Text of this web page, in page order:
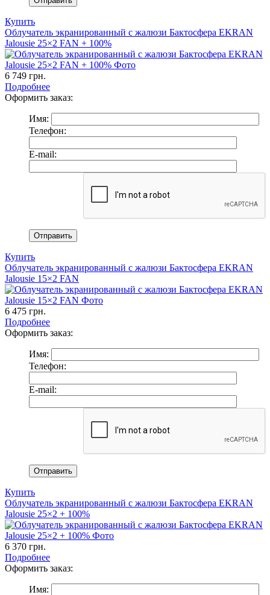
Купить
Облучатель экранированный с жалюзи Бактосфера EKRAN
Jalousie 25×2 FAN + 100%
6 749 грн.
Подробнее
Оформить заказ:
Имя:
Телефон:
E-mail:
Купить
Облучатель экранированный с жалюзи Бактосфера EKRAN
Jalousie 15×2 FAN
6 475 грн.
Подробнее
Оформить заказ:
Имя:
Телефон:
E-mail:
Купить
Облучатель экранированный с жалюзи Бактосфера EKRAN
Jalousie 25×2 + 100%
6 370 грн.
Подробнее
Оформить заказ:
Имя: